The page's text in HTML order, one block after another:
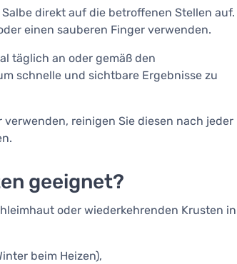
direkt auf die betroffenen Stellen auf.
einen sauberen Finger verwenden.
täglich an oder gemäß den
schnelle und sichtbare Ergebnisse zu
verwenden, reinigen Sie diesen nach jeder
geeignet?
oder wiederkehrenden Krusten in
beim Heizen),